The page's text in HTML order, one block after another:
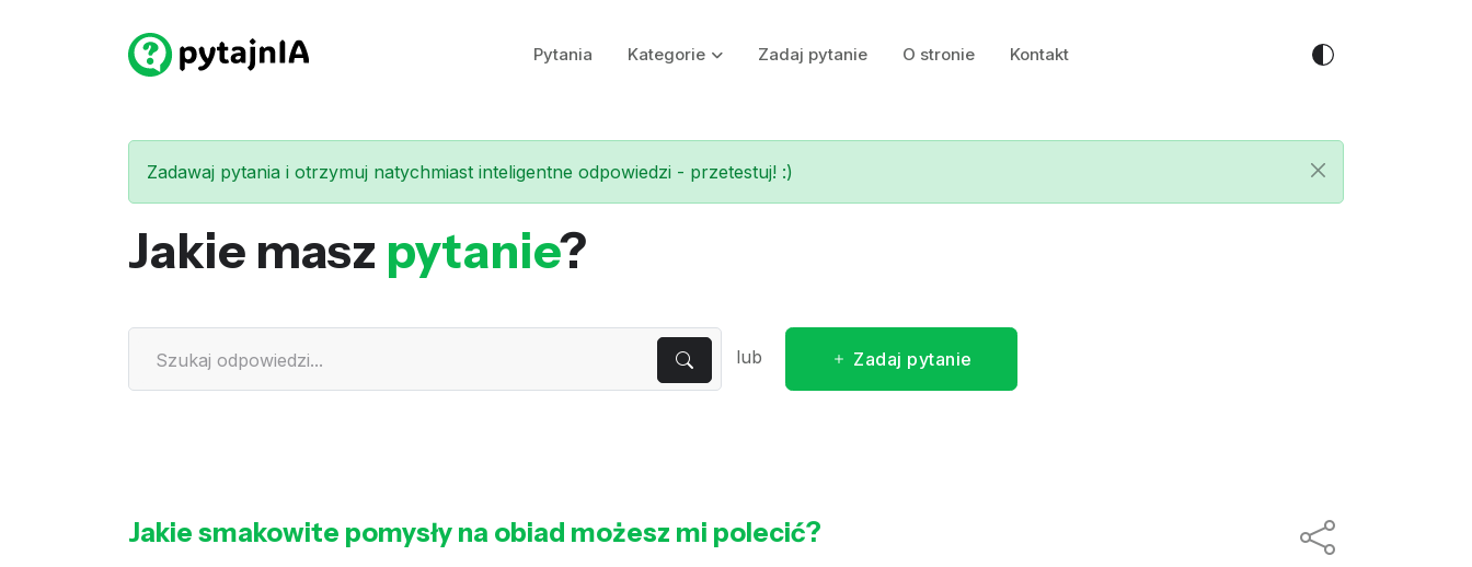
Pytania Kategorie Zadaj pytanie O stronie Kontakt
Zadawaj pytania i otrzymuj natychmiast inteligentne odpowiedzi - przetestuj! :)
Jakie masz pytanie?
lub Zadaj pytanie
Jakie smakowite pomysły na obiad możesz mi polecić?